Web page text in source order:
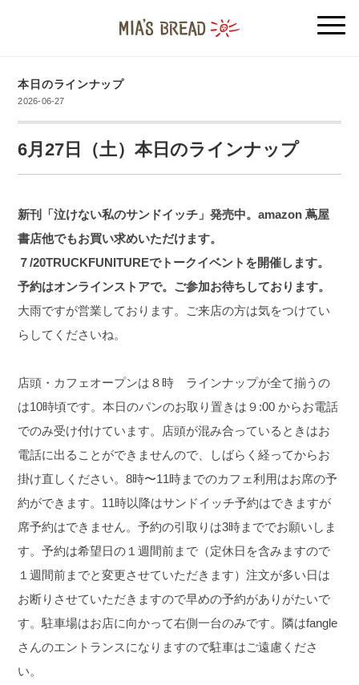
本日のラインナップ
2026-06-27
6月27日（土）本日のラインナップ
新刊「泣けない私のサンドイッチ」発売中。amazon 蔦屋
書店他でもお買い求めいただけます。
７/20TRUCKFUNITUREでトークイベントを開催します。
予約はオンラインストアで。ご参加お待ちしております。
大雨ですが営業しております。ご来店の方は気をつけてい
らしてくださいね。
店頭・カフェオープンは８時 ラインナップが全て揃うの
は10時頃です。本日のパンのお取り置きは９:00 からお電話
でのみ受け付けています。店頭が混み合っているときはお
電話に出ることができませんので、しばらく経ってからお
掛け直しください。8時〜11時までのカフェ利用はお席の予
約ができます。11時以降はサンドイッチ予約はできますが
席予約はできません。予約の引取りは3時まででお願いしま
す。予約は希望日の１週間前まで（定休日を含みますので
１週間前までと変更させていただきます）注文が多い日は
お断りさせていただきますので早めの予約がありがたいで
す。駐車場はお店に向かって右側一台のみです。隣はfangle
さんのエントランスになりますので駐車はご遠慮くださ
い。